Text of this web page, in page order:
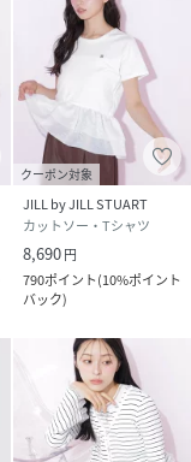
クーポン対象
JILL by JILL STUART
カットソー・Tシャツ
8,690円
790ポイント(10%ポイント
バック)